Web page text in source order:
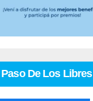
De Los Libres